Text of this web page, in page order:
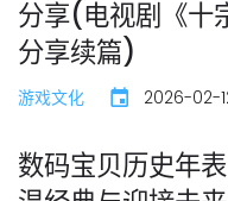
分享(电视剧《十
分享续篇)
游戏文化 2026-02-
数码宝贝历史年